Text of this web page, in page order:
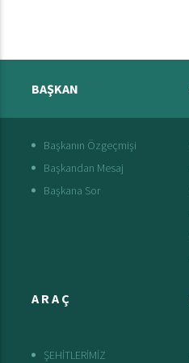
BAŞKAN
Başkanın Özgeçmişi
Başkandan Mesaj
Başkana Sor
A R A Ç
ŞEHİTLERİMİZ